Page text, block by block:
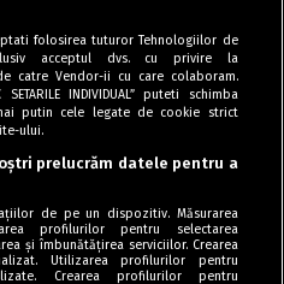
index
Antena 1
cookies
folosirea tuturor Tehnologiilor de
acceptul dvs. cu privire la
catre Vendor-ii cu care colaboram.
INDIVIDUAL” puteti schimba
putin cele legate de cookie strict
ului.
prelucrăm datele pentru a
de pe un dispozitiv. Măsurarea
profilurilor pentru selectarea
și îmbunătățirea serviciilor. Crearea
Utilizarea profilurilor pentru
Crearea profilurilor pentru